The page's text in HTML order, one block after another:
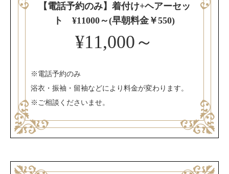
【電話予約のみ】着付け+ヘアーセッ
ト ¥11000～(早朝料金￥550)
¥11,000～
※電話予約のみ
浴衣・振袖・留袖などにより料金が変わります。
※ご相談くださいませ。